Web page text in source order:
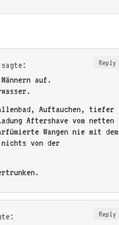
sagte: Reply
auf.
Auftauchen, tiefer
Aftershave vom netten
Wangen nie mit dem
nichts von der
Reply